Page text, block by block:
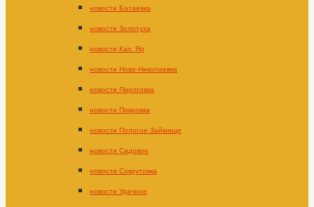
новости Батаевка
новости Золотуха
новости Кап. Яр
новости Ново-Николаевка
новости Пироговка
новости Покровка
новости Пологое Займище
новости Садовое
новости Сокрутовка
новости Удачное